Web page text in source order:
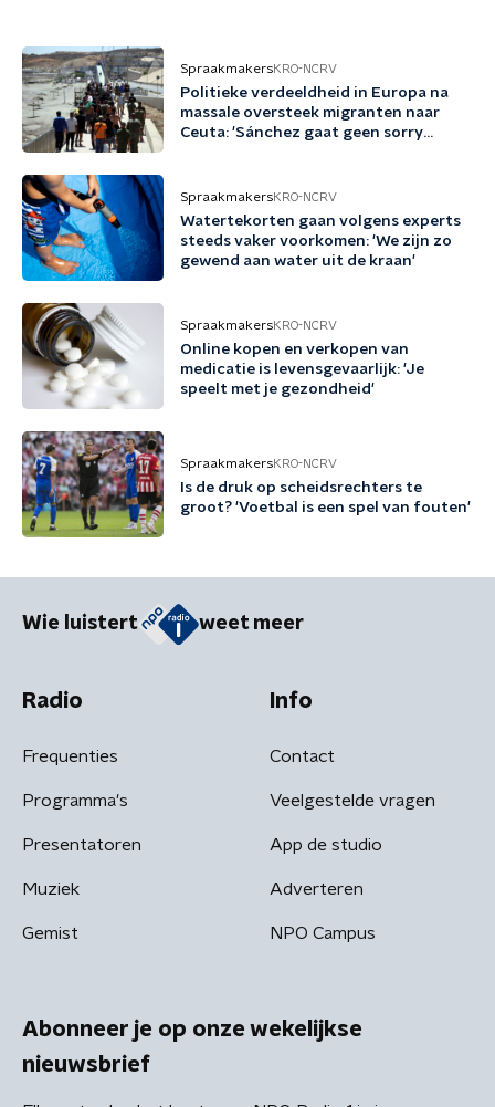
SpraakmakersKRO-NCRV
Politieke verdeeldheid in Europa na
massale oversteek migranten naar
Ceuta: 'Sánchez gaat geen sorry
SpraakmakersKRO-NCRV
Watertekorten gaan volgens experts
steeds vaker voorkomen: 'We zijn zo
gewend aan water uit de kraan'
SpraakmakersKRO-NCRV
Online kopen en verkopen van
medicatie is levensgevaarlijk: 'Je
speelt met je gezondheid'
SpraakmakersKRO-NCRV
Is de druk op scheidsrechters te
groot? 'Voetbal is een spel van fouten'
Wie luistert weet meer
Radio
Frequenties
Programma's
Presentatoren
Muziek
Gemist
Info
Contact
Veelgestelde vragen
App de studio
Adverteren
NPO Campus
Abonneer je op onze wekelijkse
nieuwsbrief